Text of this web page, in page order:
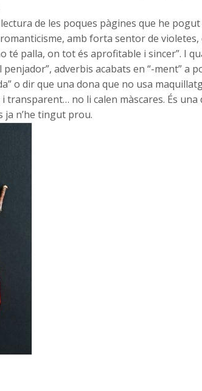
de les poques pàgines que he
amb forta sentor de violetes,
té palla, on tot és aprofitable i sincer”. I
adverbis acabats en “-ment” a
o dir que una dona que no usa
transparent… no li calen màscares. És una
ja n’he tingut prou.